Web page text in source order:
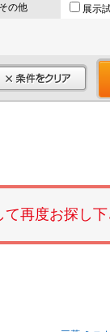
その他
展示
再度お探し下